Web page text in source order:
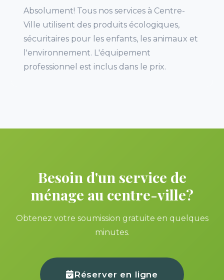
Absolument! Tous nos services à Centre-
Ville utilisent des produits écologiques,
sécuritaires pour les enfants, les animaux et
l'environnement. L'équipement
professionnel est inclus dans le prix.
Besoin d'un service de
ménage au centre-ville?
Obtenez votre soumission gratuite en quelques
minutes.
Réserver en ligne